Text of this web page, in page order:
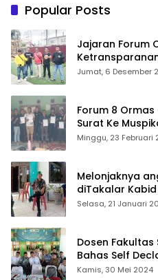
Popular Posts
Jajaran Forum
Damkar Di
Jumat, 6 Desember
Forum 8
Surat Ke
Matel di Cisoka
Minggu, 23 Februari
Melonjaknya
diTakalar Kabid
angkat bicara
Selasa, 21 Januari
Dosen Fakultas
Bahas Self
Ijtima Ulama MUI
Kamis, 30 Mei 2024